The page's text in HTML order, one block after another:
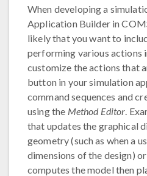
When developing a
Application Builder in
likely that you want to
performing various actions
customize the actions that
button in your simulation
command sequences and
using the Method Editor.
that updates the graphical
geometry (such as when a
dimensions of the design)
computes the model then